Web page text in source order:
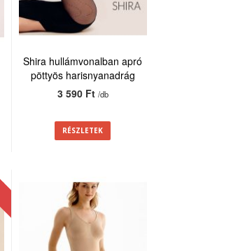
Shira hullámvonalban apró
pöttyös harisnyanadrág
20den
3 590 Ft /db
RÉSZLETEK